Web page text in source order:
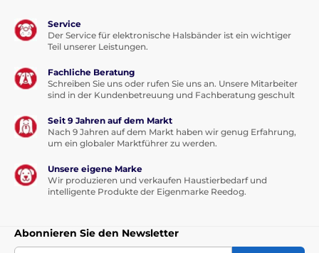
Service
Der Service für elektronische Halsbänder ist ein wichtiger
Teil unserer Leistungen.
Fachliche Beratung
Schreiben Sie uns oder rufen Sie uns an. Unsere Mitarbeiter
sind in der Kundenbetreuung und Fachberatung geschult
Seit 9 Jahren auf dem Markt
Nach 9 Jahren auf dem Markt haben wir genug Erfahrung,
um ein globaler Marktführer zu werden.
Unsere eigene Marke
Wir produzieren und verkaufen Haustierbedarf und
intelligente Produkte der Eigenmarke Reedog.
Abonnieren Sie den Newsletter